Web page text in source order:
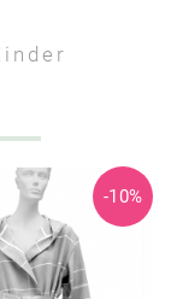
-10%